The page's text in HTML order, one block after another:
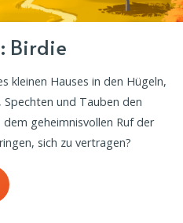
Birdie
kleinen Hauses in den Hügeln,
und Tauben den
geheimnisvollen Ruf der
sich zu vertragen?